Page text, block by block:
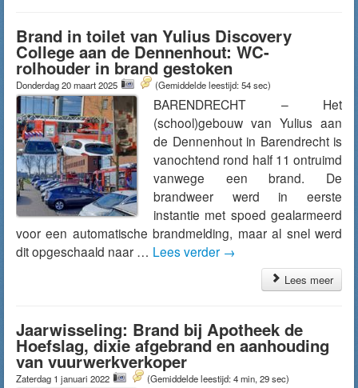
Brand in toilet van Yulius Discovery
College aan de Dennenhout: WC-
rolhouder in brand gestoken
Donderdag 20 maart 2025 (Gemiddelde leestijd: 54 sec)
BARENDRECHT – Het
(school)gebouw van Yulius aan
de Dennenhout in Barendrecht is
vanochtend rond half 11 ontruimd
vanwege een brand. De
brandweer werd in eerste
instantie met spoed gealarmeerd
voor een automatische brandmelding, maar al snel werd
dit opgeschaald naar … Lees verder →
Lees meer
Jaarwisseling: Brand bij Apotheek de
Hoefslag, dixie afgebrand en aanhouding
van vuurwerkverkoper
Zaterdag 1 januari 2022 (Gemiddelde leestijd: 4 min, 29 sec)